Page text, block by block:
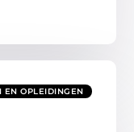
EN OPLEIDINGEN